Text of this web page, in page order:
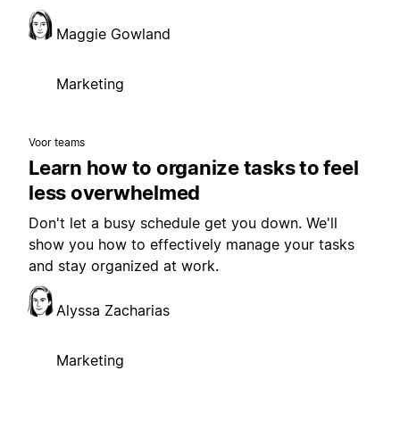
Maggie Gowland
Marketing
Voor teams
Learn how to organize tasks to feel
less overwhelmed
Don't let a busy schedule get you down. We'll
show you how to effectively manage your tasks
and stay organized at work.
Alyssa Zacharias
Marketing